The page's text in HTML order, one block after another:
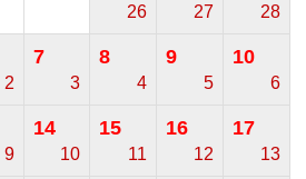
26 27 28
2
7
3
8
4
9
5
10
6
9
14
10
15
11
16
12
17
13